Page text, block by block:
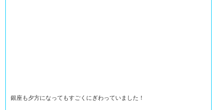
銀座も夕方になってもすごくにぎわっていました！